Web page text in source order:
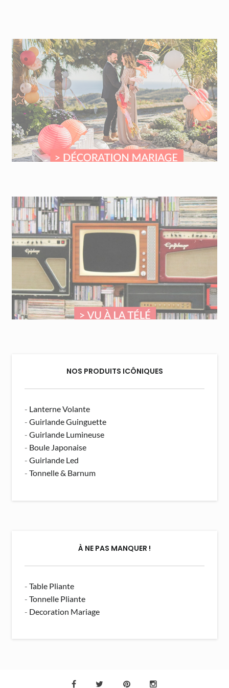
NOS PRODUITS ICÔNIQUES
- Lanterne Volante
-Guirlande Guinguette
-Guirlande Lumineuse
- Boule Japonaise
-Guirlande Led
-Tonnelle & Barnum
À NE PAS MANQUER !
-Table Pliante
-Tonnelle Pliante
- Decoration Mariage